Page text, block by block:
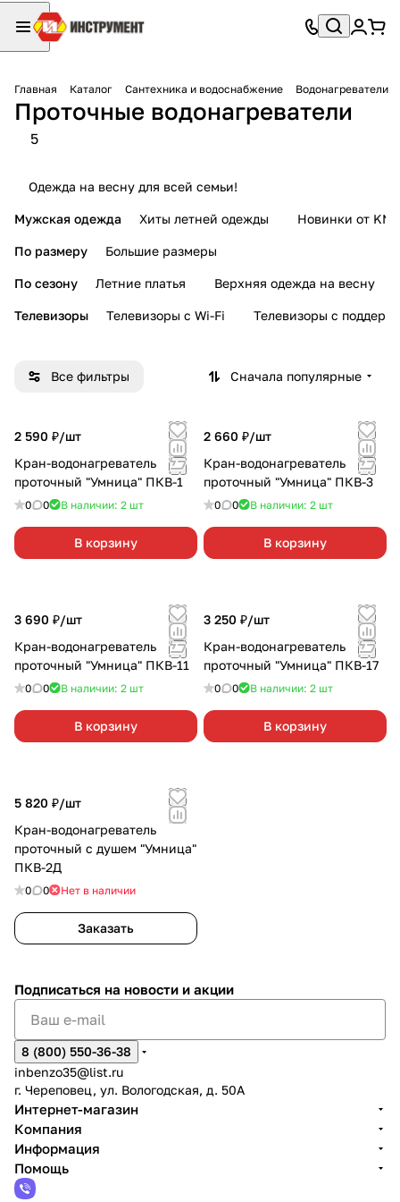
Главная Каталог Сантехника и водоснабжение Водонагреватели
Проточные водонагреватели
5
Одежда на весну для всей семьи!
Мужская одежда Хиты летней одежды Новинки от KMI
По размеру Большие размеры
По сезону Летние платья Верхняя одежда на весну
Телевизоры Телевизоры с Wi-Fi Телевизоры с
Все фильтры Сначала популярные
2 590 ₽/шт
Кран-водонагреватель
проточный "Умница" ПКВ-1
0 0 В наличии: 2 шт
В корзину
2 660 ₽/шт
Кран-водонагреватель
проточный "Умница" ПКВ-3
0 0 В наличии: 2 шт
В корзину
3 690 ₽/шт
Кран-водонагреватель
проточный "Умница" ПКВ-11
0 0 В наличии: 2 шт
В корзину
3 250 ₽/шт
Кран-водонагреватель
проточный "Умница" ПКВ-17
0 0 В наличии: 2 шт
В корзину
5 820 ₽/шт
Кран-водонагреватель
проточный с душем "Умница"
ПКВ-2Д
0 0 Нет в наличии
Заказать
Подписаться на новости и акции
8 (800) 550-36-38
inbenzo35@list.ru
г. Череповец, ул. Вологодская, д. 50А
Интернет-магазин
Компания
Информация
Помощь